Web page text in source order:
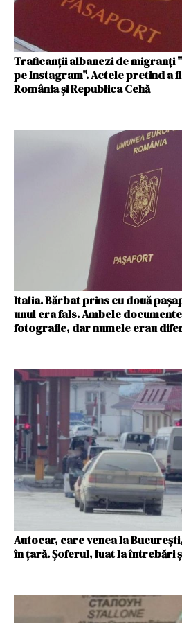
Traficanții albanezi de migranți
pe Instagram". Actele pretind a
România și Republica Cehă
Italia. Bărbat prins cu două
unul era fals. Ambele
fotografie, dar numele erau
Autocar, care venea la
în țară. Șoferul, luat la întrebări